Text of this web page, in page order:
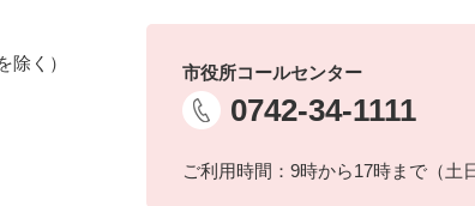
除く）
市役所コールセンター
0742-34-1111
ご利用時間：9時から17時まで（土